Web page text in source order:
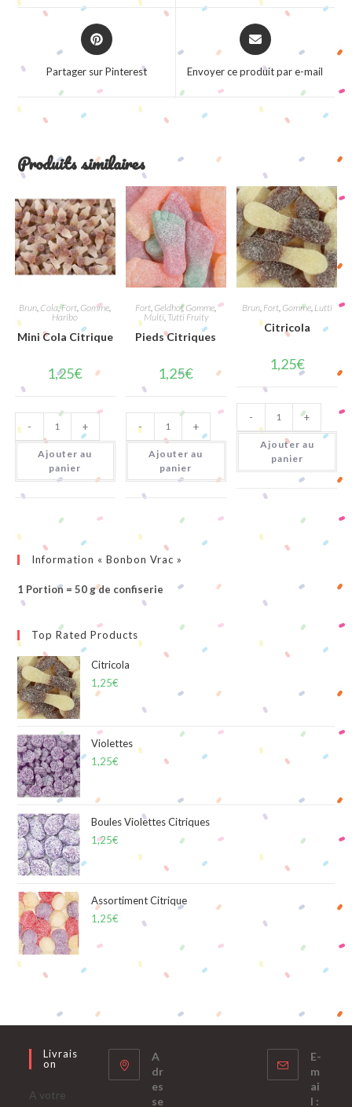
window
window
Opens
in
window
Partager sur Pinterest
Opens
in
new
Envoyer ce produit par e-mail
Produits similaires
Brun Cola,Fort Gomme
Haribo
Mini Cola Citrique
1,25€
quantité
de
Mini
Cola
Citrique
- +
Ajouter au
panier
Fort Geldhof,Gomme
Multi, Tutti Fruity
Pieds Citriques
1,25€
quantité
de
Pieds
Citriques
- +
Ajouter au
panier
Brun, Fort, Gomme, Lutti
Citricola
1,25€
quantité
de
Citricola
- +
Ajouter au
panier
Information « Bonbon Vrac »
1 Portion = 50 g de confiserie
Top Rated Products
Citricola
1,25€
Violettes
1,25€
Boules Violettes Citriques
1,25€
Assortiment Citrique
1,25€
Livrais
On
A votre
A
dr
es
se
E-
m
ai
l :